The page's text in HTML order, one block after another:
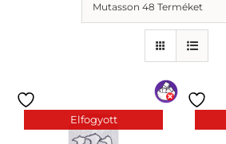
Mutasson 48 Terméket
Elfogyott